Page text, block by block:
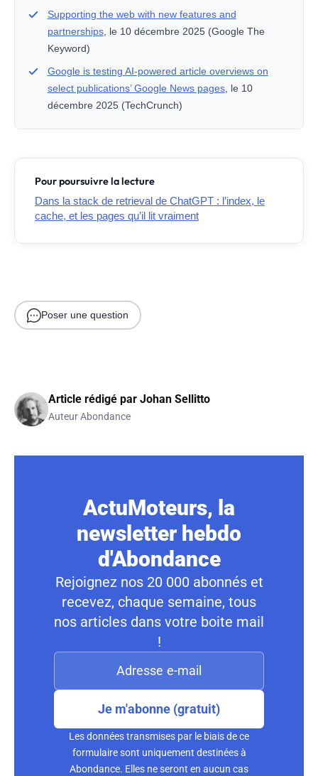
Supporting the web with new features and
partnerships, le 10 décembre 2025 (Google The
Keyword)
Google is testing AI-powered article overviews on
select publications’ Google News pages, le 10
décembre 2025 (TechCrunch)
Pour poursuivre la lecture
Dans la stack de retrieval de ChatGPT : l’index, le
cache, et les pages qu’il lit vraiment
Poser une question
Article rédigé par Johan Sellitto
Auteur Abondance
ActuMoteurs, la
newsletter hebdo
d'Abondance
Rejoignez nos 20 000 abonnés et
recevez, chaque semaine, tous
nos articles dans votre boite mail
!
Je m'abonne (gratuit)
Les données transmises par le biais de ce
formulaire sont uniquement destinées à
Abondance. Elles ne seront en aucun cas